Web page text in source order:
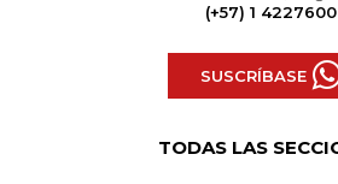
(+57) 1 4227600
SUSCRÍBASE
TODAS LAS